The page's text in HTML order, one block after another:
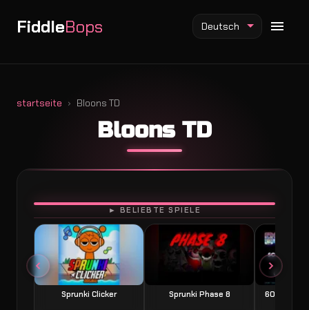
FiddleBops
Fiddlebops Mod
Incredibox Mod
Sprunki Mod
Deutsch
startseite Bloons TD
Bloons TD
► BELIEBTE SPIELE
Sprunki Clicker Sprunki Phase 8 60
SPIELEN